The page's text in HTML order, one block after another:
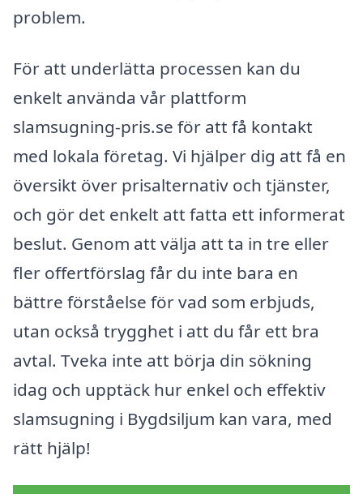
problem.
För att underlätta processen kan du
enkelt använda vår plattform
slamsugning-pris.se för att få kontakt
med lokala företag. Vi hjälper dig att få en
översikt över prisalternativ och tjänster,
och gör det enkelt att fatta ett informerat
beslut. Genom att välja att ta in tre eller
fler offertförslag får du inte bara en
bättre förståelse för vad som erbjuds,
utan också trygghet i att du får ett bra
avtal. Tveka inte att börja din sökning
idag och upptäck hur enkel och effektiv
slamsugning i Bygdsiljum kan vara, med
rätt hjälp!